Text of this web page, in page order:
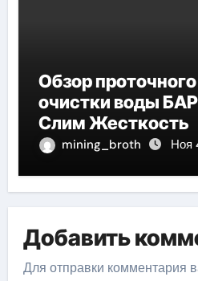
Обзор
очистки воды
Слим Жесткость
mining_broth Ноя
Добавить
Для отправки комментария